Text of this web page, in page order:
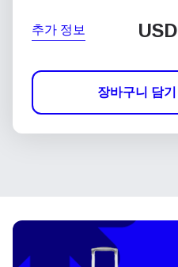
추가 정보 USD
장바구니 담기